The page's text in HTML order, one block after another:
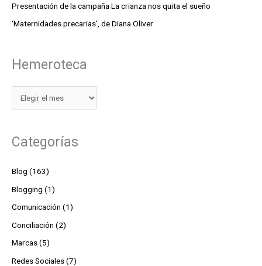
Presentación de la campaña La crianza nos quita el sueño
‘Maternidades precarias’, de Diana Oliver
Hemeroteca
Categorías
Blog (163)
Blogging (1)
Comunicación (1)
Conciliación (2)
Marcas(5)
Redes Sociales(7)